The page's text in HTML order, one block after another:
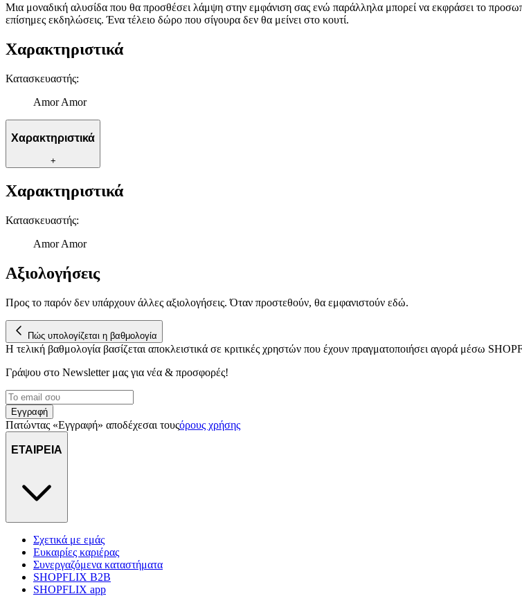
Μια μοναδική αλυσίδα που θα προσθέσει λάμψη στην εμφάνιση σας ενώ παράλληλα μπορεί να εκφράσει το
επίσημες εκδηλώσεις. Ένα τέλειο δώρο που σίγουρα δεν θα μείνει στο κουτί.
Χαρακτηριστικά
Κατασκευαστής:
Amor Amor
Χαρακτηριστικά
+
Χαρακτηριστικά
Κατασκευαστής:
Amor Amor
Αξιολογήσεις
Προς το παρόν δεν υπάρχουν άλλες αξιολογήσεις. Όταν προστεθούν, θα εμφανιστούν εδώ.
Πώς υπολογίζεται η βαθμολογία
Η τελική βαθμολογία βασίζεται αποκλειστικά σε κριτικές χρηστών που έχουν πραγματοποιήσει αγορά μέσω
Γράψου στο Νewsletter μας για νέα & προσφορές!
Εγγραφή
Πατώντας «Εγγραφή» αποδέχεσαι τουςόρους χρήσης
ΕΤΑΙΡΕΙΑ
Σχετικά με εμάς
Ευκαιρίες καριέρας
Συνεργαζόμενα καταστήματα
SHOPFLIX B2B
SHOPFLIX app